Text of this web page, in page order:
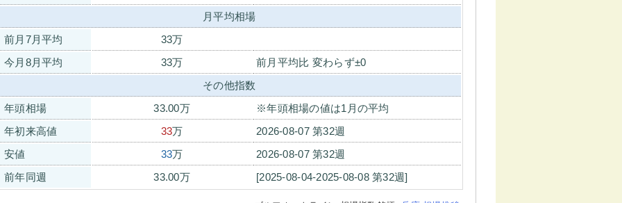
月平均相場
前月7月平均
33万
今月8月平均
33万
前月平均比 変わらず±0
その他指数
年頭相場
33.00万
※年頭相場の値は1月の平均
年初来高値
33万
2026-08-07 第32週
安値
33万
2026-08-07 第32週
前年同週
33.00万 [2025-08-04-2025-08-08 第32週]